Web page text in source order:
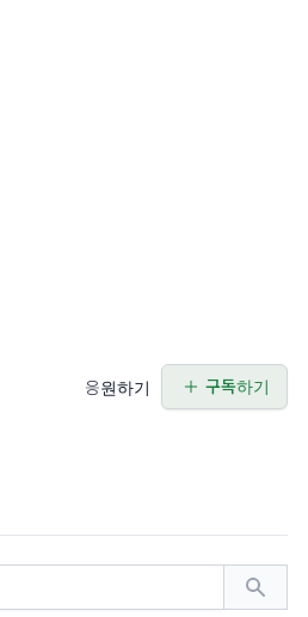
응원하기 구독하기